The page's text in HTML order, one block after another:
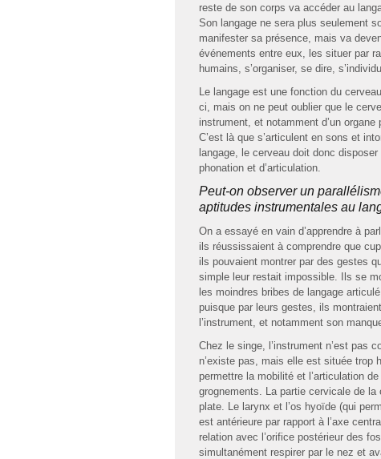
reste de son corps va accéder au
Son langage ne sera plus seulement
manifester sa présence, mais va
événements entre eux, les situer par
humains, s’organiser, se dire,
Le langage est une fonction du
ci, mais on ne peut oublier que le
instrument, et notamment d’un
C’est là que s’articulent en sons et
langage, le cerveau doit donc
phonation et d’articulation.
Peut-on observer un
aptitudes instrumentales au
On a essayé en vain d’apprendre à
ils réussissaient à comprendre que
ils pouvaient montrer par des gestes
simple leur restait impossible. Ils se
les moindres bribes de langage
puisque par leurs gestes, ils
l’instrument, et notamment son
Chez le singe, l’instrument n’est pas
n’existe pas, mais elle est située trop
permettre la mobilité et l’articulation
grognements. La partie cervicale de
plate. Le larynx et l’os hyoïde (qui
est antérieure par rapport à l’axe
relation avec l’orifice postérieur des
simultanément respirer par le nez et